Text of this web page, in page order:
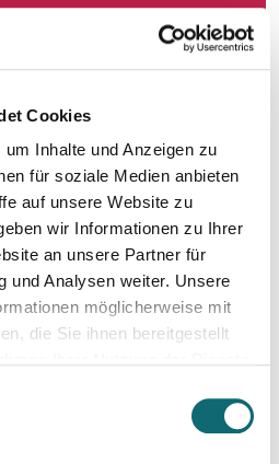
Cookies
Inhalte und Anzeigen zu
für soziale Medien anbieten
auf unsere Website zu
wir Informationen zu Ihrer
an unsere Partner für
und Analysen weiter. Unsere
möglicherweise mit
die Sie ihnen bereitgestellt
Press Briefing zur
schneller und
Colonel Dr. Markus Reisner -